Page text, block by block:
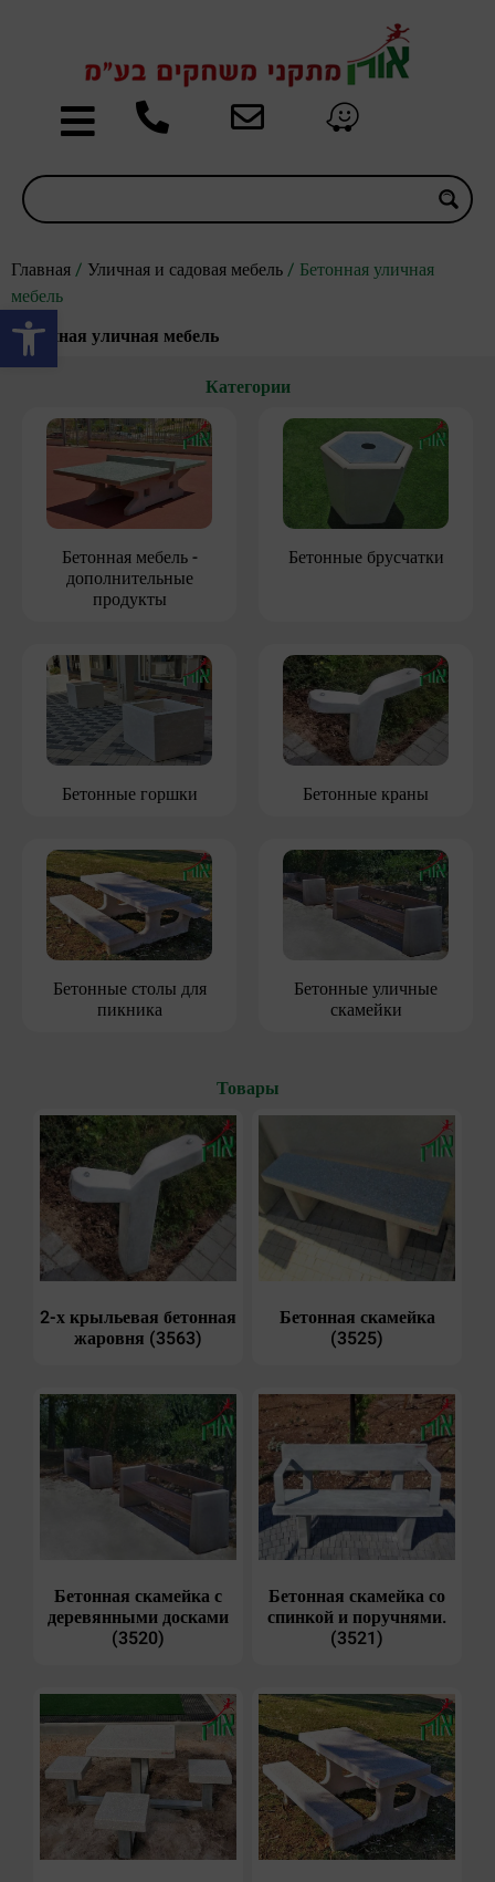
Открыть панель инструментов
Главная/ Уличная и садовая мебель/ Бетонная уличная
мебель
Бетонная уличная мебель
Категории
Бетонная мебель -
дополнительные
продукты
Бетонные брусчатки
Бетонные горшки Бетонные краны
Бетонные столы для
пикника
Бетонные уличные
скамейки
Товары
2-х крыльевая бетонная
жаровня (3563)
Бетонная скамейка
(3525)
Бетонная скамейка с
деревянными досками
(3520)
Бетонная скамейка со
спинкой и поручнями.
(3521)